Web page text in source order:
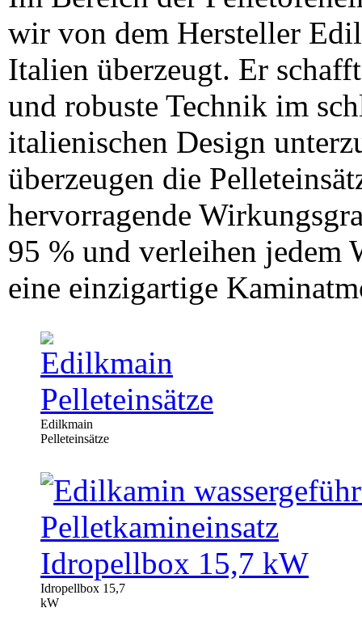
wir von dem Hersteller
Italien überzeugt. Er
und robuste Technik im
italienischen Design
überzeugen die
hervorragende
95 % und verleihen jedem
eine einzigartige
Edilkmain
Pelleteinsätze
Idropellbox 15,7
kW